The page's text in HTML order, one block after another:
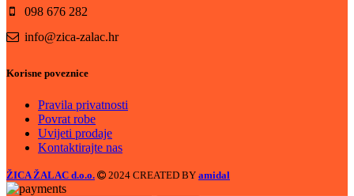
098 676 282
info@zica-zalac.hr
Korisne poveznice
Pravila privatnosti
Povrat robe
Uvijeti prodaje
Kontaktirajte nas
ŽICA ŽALAC d.o.o. 2024 CREATED BY amidal